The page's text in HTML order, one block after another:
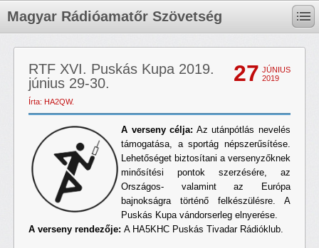
Magyar Rádióamatőr Szövetség
27 JÚNIUS
2019
RTF XVI. Puskás Kupa 2019.
június 29-30.
Írta: HA2QW.
A verseny célja: Az utánpótlás nevelés
támogatása, a sportág népszerűsítése.
Lehetőséget biztosítani a versenyzőknek
minősítési pontok szerzésére, az
Országos- valamint az Európa
bajnokságra történő felkészülésre. A
Puskás Kupa vándorserleg elnyerése.
A verseny rendezője: A HA5KHC Puskás Tivadar Rádióklub.